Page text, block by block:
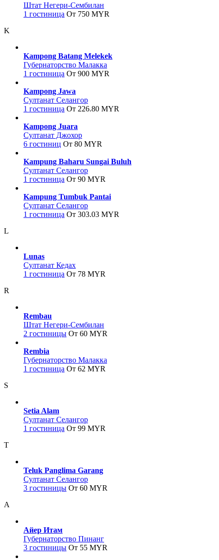
Штат Негери-Сембилан
1 гостиница От 750 MYR
K
Kampong Batang Melekek
Губернаторство Малакка
1 гостиница От 900 MYR
Kampong Jawa
Султанат Селангор
1 гостиница От 226.80 MYR
Kampong Juara
Султанат Джохор
6 гостиниц От 80 MYR
Kampung Baharu Sungai Buluh
Султанат Селангор
1 гостиница От 90 MYR
Kampung Tumbuk Pantai
Султанат Селангор
1 гостиница От 303.03 MYR
L
Lunas
Султанат Кедах
1 гостиница От 78 MYR
R
Rembau
Штат Негери-Сембилан
2 гостиницы От 60 MYR
Rembia
Губернаторство Малакка
1 гостиница От 62 MYR
S
Setia Alam
Султанат Селангор
1 гостиница От 99 MYR
T
Teluk Panglima Garang
Султанат Селангор
3 гостиницы От 60 MYR
А
Айер Итам
Губернаторство Пинанг
3 гостиницы От 55 MYR